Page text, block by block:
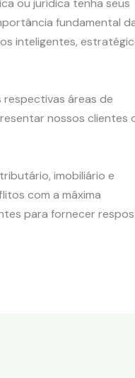
fundamental
inteligentes,
áreas de
nossos clientes
imobiliário e
com a máxima
para fornecer